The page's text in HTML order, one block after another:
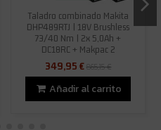
Taladro combinado Makita
DHP489RTJ | 18V Brushless
73/40 Nm | 2x 5,0Ah +
DC18RC + Makpac 2
349,95 €865,15 €
Añadir al carrito